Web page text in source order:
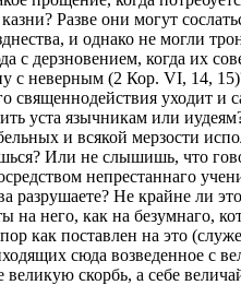
Разве они могут
и однако не могли
с дерзновением, когда их
с неверным (2 Кор. VI, 14,
священнодействия уходит
уста язычникам или
и всякой мерзости
Или не слышишь, что
непрестаннаго
разрушаете? Не крайне ли
на него, как на безумнаго,
как поставлен на это
сюда возведенное
великую скорбь, а себе